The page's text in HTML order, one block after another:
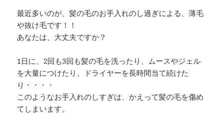
最近多いのが、髪の毛のお手入れのし過ぎによる、薄毛
や抜け毛です！！
あなたは、大丈夫ですか？
1日に、2回も3回も髪の毛を洗ったり、ムースやジェル
を大量につけたり、ドライヤーを長時間当て続けた
り・・・・
このようなお手入れのしすぎは、かえって髪の毛を傷め
てしまいます。